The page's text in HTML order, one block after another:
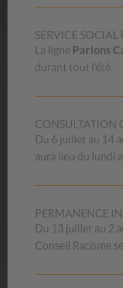
Les aide-mémoires du
l’expérience
besoin de
Nos
OFFRES
Vous souhaitez mettre
SERVICE SOCIAL
La ligne Parlons
durant tout l’été.
CONSULTATION
Du 6 juillet au 14
aura lieu du lundi
PERMANENCE
Du 13 juillet au 2
Conseil Racisme